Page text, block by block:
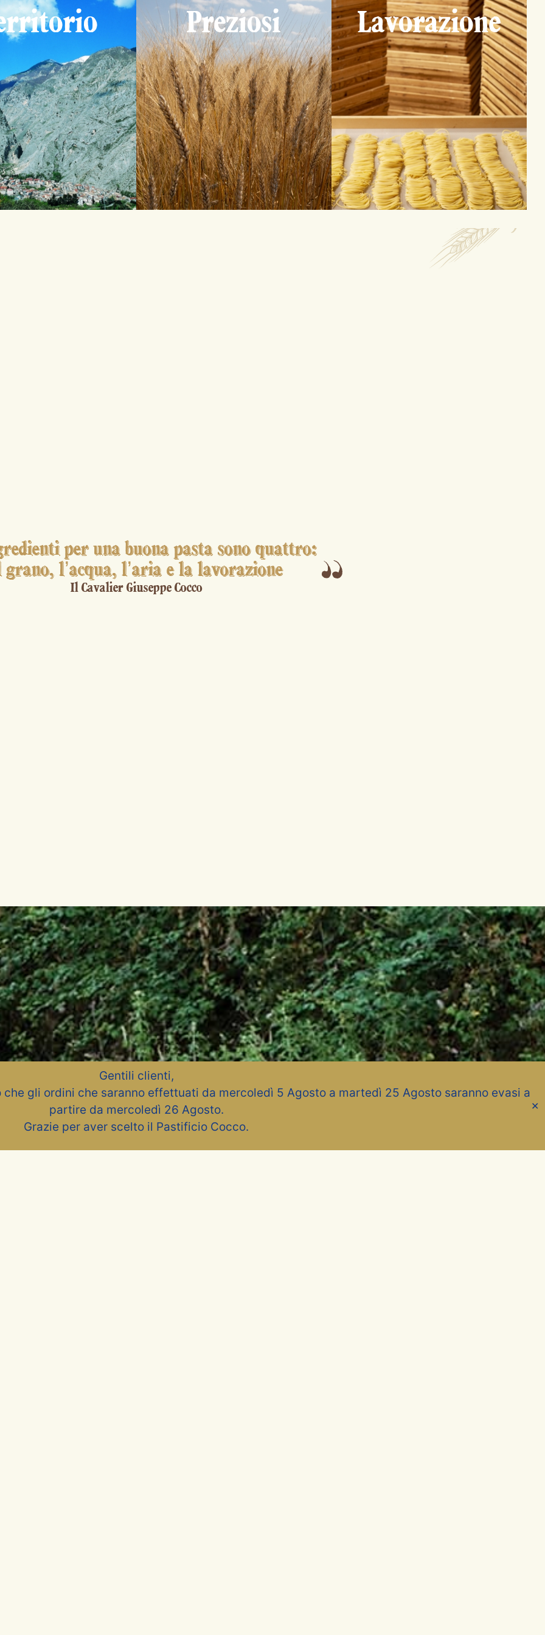
Gentili clienti,
gli ordini che saranno effettuati da mercoledì 5 Agosto a martedì 25 Agosto saranno evasi a
partire da mercoledì 26 Agosto.
Grazie per aver scelto il Pastificio Cocco.
✕
Preziosi
Lavorazione
per una buona pasta sono quattro:
l’acqua, l’aria e la lavorazione
Il Cavalier Giuseppe Cocco